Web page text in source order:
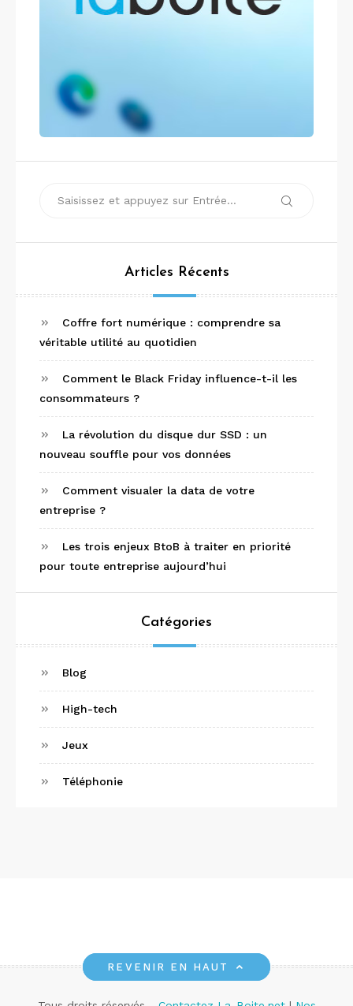
Articles Récents
Coffre fort numérique : comprendre sa
véritable utilité au quotidien
Comment le Black Friday influence-t-il les
consommateurs ?
La révolution du disque dur SSD : un
nouveau souffle pour vos données
Comment visualer la data de votre
entreprise ?
Les trois enjeux BtoB à traiter en priorité
pour toute entreprise aujourd’hui
Catégories
Blog
High-tech
Jeux
Téléphonie
REVENIR EN HAUT